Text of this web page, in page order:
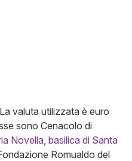
valuta utilizzata è euro
sono Cenacolo di
Novella basilica di Santa
Romualdo del